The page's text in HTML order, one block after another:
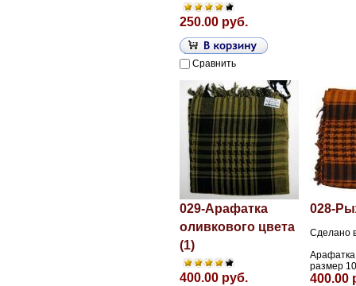
250.00 руб.
Сравнить
029-Арафатка
оливкового цвета
(1)
400.00 руб.
028-
Сделано
Арафатка
размер
400.00